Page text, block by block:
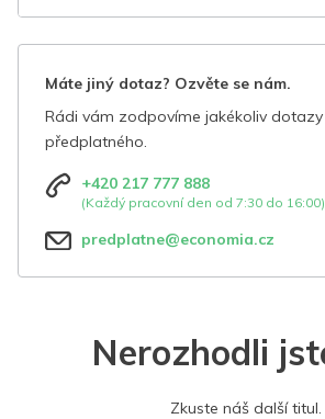
Máte jiný dotaz? Ozvěte se nám.
Rádi vám zodpovíme jakékoliv
předplatného.
+420 217 777 888
(Každý pracovní den od 7:30 do 16:00)
predplatne@economia.cz
Nerozhodli
Zkuste náš další titul.